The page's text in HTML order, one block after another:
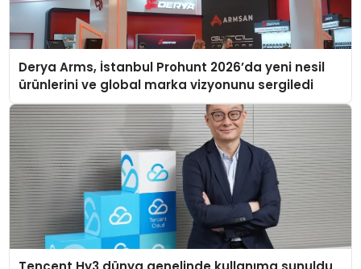
Derya Arms, İstanbul Prohunt 2026’da yeni nesil
ürünlerini ve global marka vizyonunu sergiledi